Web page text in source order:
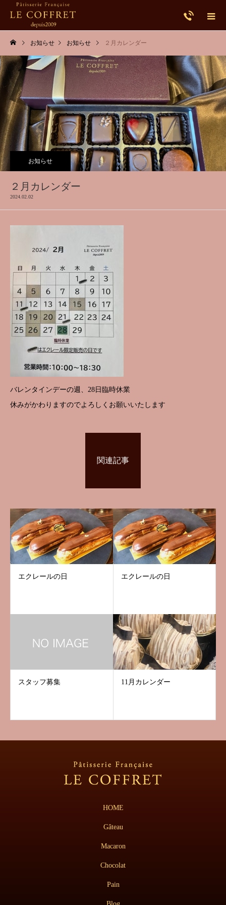
お知らせ お知らせ ２月カレンダー
お知らせ
２月カレンダー
2024.02.02
バレンタインデーの週、28日臨時休業
休みがかわりますのでよろしくお願いいたします
関連記事
エクレールの日 エクレールの日
スタッフ募集 11月カレンダー
HOME
Gâteau
Macaron
Chocolat
Pain